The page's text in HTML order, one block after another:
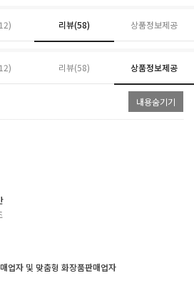
리뷰(58) 상품정보제공
리뷰(58) 상품정보제공
내용숨기기
업자 및 맞춤형 화장품판매업자